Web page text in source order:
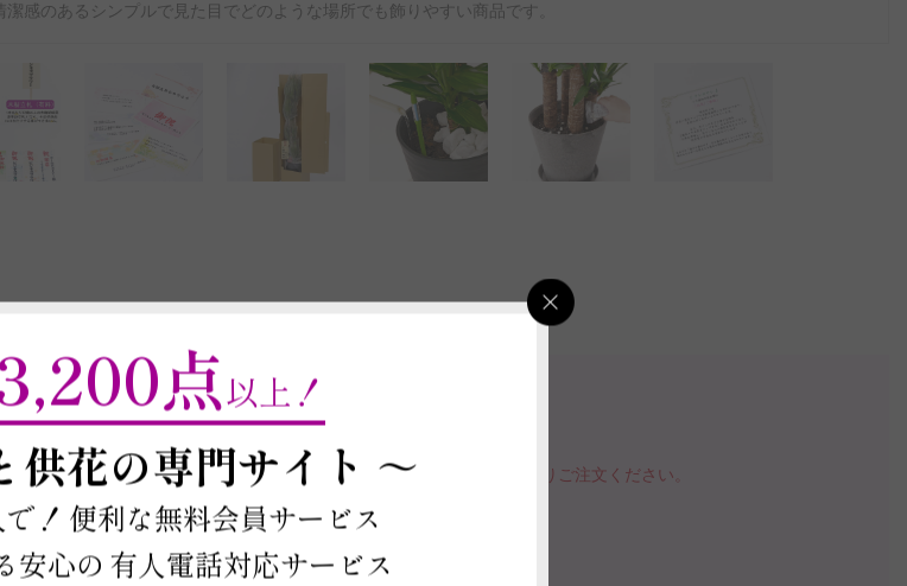
最短お届け日・在庫検索
以下に郵便番号入力するとお届け日や在庫確認が可能です。
契約条件を確認の上、本ページ下部の「この商品を購入する」ボタンよりご注文ください。
※最短お届け日以降であれば、お届け日をご指定いただけます。
お届け日と在庫検索についての案内動画
感のあるシンプルで見た目でどのような場所でも飾りやすい商品です。
点以上！
供花の専門サイト ～
！ 便利な無料会員サービス
安心の 有人電話対応サービス